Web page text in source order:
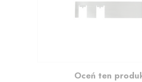
Oceń ten